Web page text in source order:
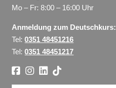
Mo – Fr: 8:00 – 16:00 Uhr
Anmeldung zum Deutschkurs:
Tel:0351 48451216
Tel:0351 48451217